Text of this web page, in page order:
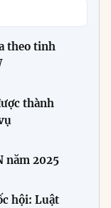
theo tinh
thành
năm 2025
hội: Luật